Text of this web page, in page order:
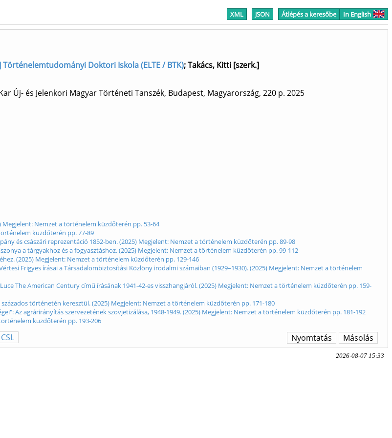
XML JSON Átlépés a keresőbe In English
Doktori Iskola (ELTE / BTK);Takács, Kitti [szerk.]
Új- és Jelenkori Magyar Történeti Tanszék, Budapest, Magyarország, 220 p. 2025
Megjelent: Nemzet a történelem küzdőterén pp. 53-64
küzdőterén pp. 77-89
és császári reprezentáció 1852-ben. (2025) Megjelent: Nemzet a történelem küzdőterén pp. 89-98
a tárgyakhoz és a fogyasztáshoz. (2025) Megjelent: Nemzet a történelem küzdőterén pp. 99-112
(2025) Megjelent: Nemzet a történelem küzdőterén pp. 129-146
Frigyes írásai a Társadalombiztosítási Közlöny irodalmi számaiban (1929–1930). (2025) Megjelent: Nemzet a történelem
The American Century című írásának 1941-42-es visszhangjáról. (2025) Megjelent: Nemzet a történelem küzdőterén pp. 159-
történetén keresztül. (2025) Megjelent: Nemzet a történelem küzdőterén pp. 171-180
Az agrárirányítás szervezetének szovjetizálása, 1948-1949. (2025) Megjelent: Nemzet a történelem küzdőterén pp. 181-192
küzdőterén pp. 193-206
CSL Másolás
Nyomtatás
2026-08-07 15:33